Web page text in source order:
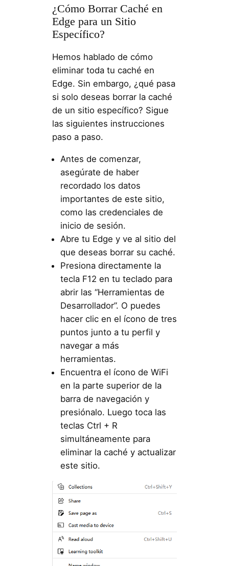
¿Cómo Borrar Caché en
Edge para un Sitio
Específico?
Hemos hablado de cómo
eliminar toda tu caché en
Edge. Sin embargo, ¿qué pasa
si solo deseas borrar la caché
de un sitio específico? Sigue
las siguientes instrucciones
paso a paso.
Antes de comenzar,
asegúrate de haber
recordado los datos
importantes de este sitio,
como las credenciales de
inicio de sesión.
Abre tu Edge y ve al sitio del
que deseas borrar su caché.
Presiona directamente la
tecla F12 en tu teclado para
abrir las “Herramientas de
Desarrollador”. O puedes
hacer clic en el ícono de tres
puntos junto a tu perfil y
navegar a más
herramientas.
Encuentra el ícono de WiFi
en la parte superior de la
barra de navegación y
presiónalo. Luego toca las
teclas Ctrl + R
simultáneamente para
eliminar la caché y actualizar
este sitio.